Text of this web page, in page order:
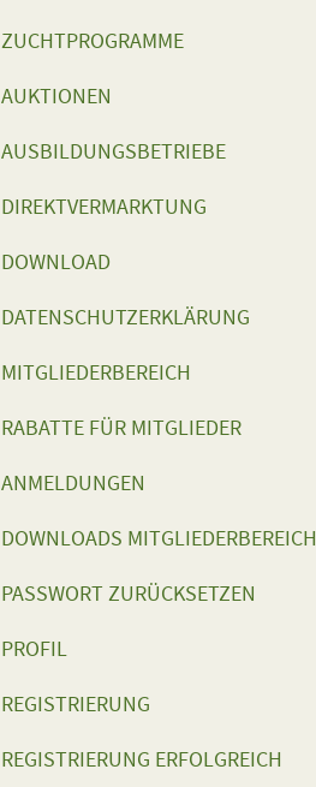
ZUCHTPROGRAMME
AUKTIONEN
AUSBILDUNGSBETRIEBE
DIREKTVERMARKTUNG
DOWNLOAD
DATENSCHUTZERKLÄRUNG
MITGLIEDERBEREICH
RABATTE FÜR MITGLIEDER
ANMELDUNGEN
DOWNLOADS MITGLIEDERBEREICH
PASSWORT ZURÜCKSETZEN
PROFIL
REGISTRIERUNG
REGISTRIERUNG ERFOLGREICH